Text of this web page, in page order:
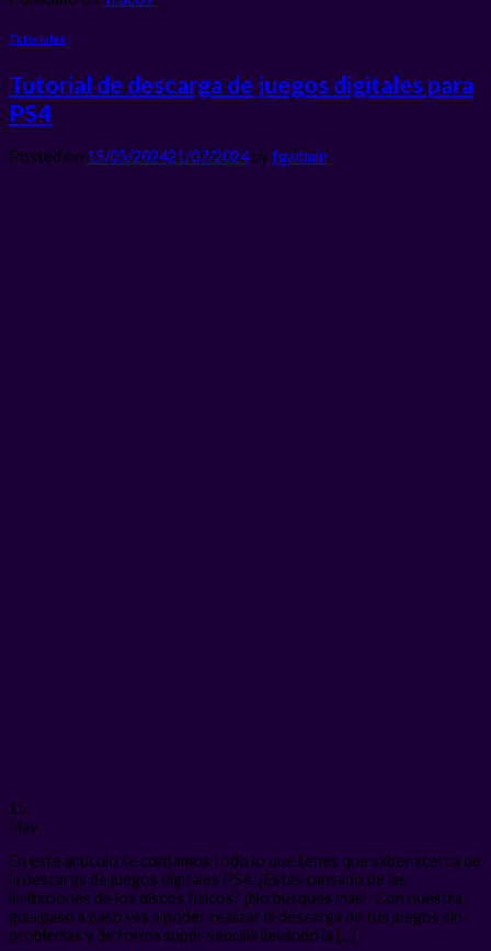
Tutoriales
Tutorial de descarga de juegos digitales para
PS4
Posted on 15/05/202421/07/2024 byfgadmin
15
May
En este artículo te contamos todo lo que tenes que saber acerca de
la descarga de juegos digitales PS4. ¿Estás cansado de las
limitaciones de los discos físicos? ¡No busques más!. Con nuestra
guía paso a paso vas a poder realizar la descarga de tus juegos sin
problemas y de forma super sencilla llevando la […]